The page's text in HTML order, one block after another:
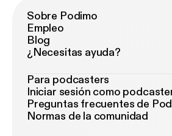
Sobre Podimo
Empleo
Blog
¿Necesitas ayuda?
Para podcasters
Iniciar sesión como
Preguntas frecuentes de
Normas de la comunidad